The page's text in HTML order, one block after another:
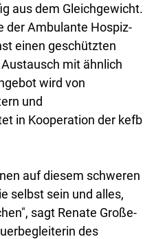
aus dem Gleichgewicht.
der Ambulante Hospiz-
einen geschützten
mit ähnlich
wird von
und
in Kooperation der kefb
auf diesem schweren
selbst sein und alles,
sagt Renate Große-
des